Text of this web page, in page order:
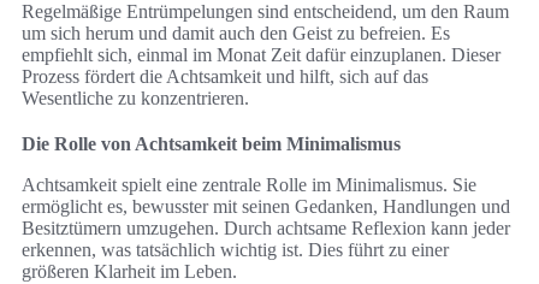
Regelmäßige Entrümpelungen sind entscheidend, um den Raum
um sich herum und damit auch den Geist zu befreien. Es
empfiehlt sich, einmal im Monat Zeit dafür einzuplanen. Dieser
Prozess fördert die Achtsamkeit und hilft, sich auf das
Wesentliche zu konzentrieren.
Die Rolle von Achtsamkeit beim Minimalismus
Achtsamkeit spielt eine zentrale Rolle im Minimalismus. Sie
ermöglicht es, bewusster mit seinen Gedanken, Handlungen und
Besitztümern umzugehen. Durch achtsame Reflexion kann jeder
erkennen, was tatsächlich wichtig ist. Dies führt zu einer
größeren Klarheit im Leben.